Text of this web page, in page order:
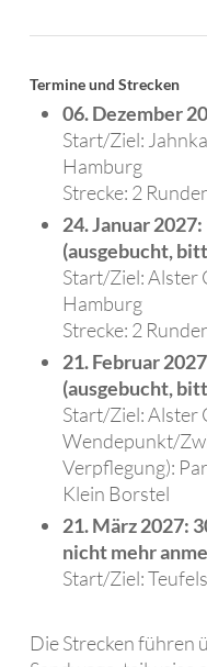
Termine und Strecken
06. Dezember
Start/Ziel:
Hamburg
Strecke: 2
24. Januar
(ausgebucht,
Start/Ziel: Alster
Hamburg
Strecke: 2
21. Februar
(ausgebucht,
Start/Ziel: Alster
Wendepunkt/
Verpflegung):
Klein Borstel
21. März 2027:
nicht mehr
Start/Ziel:
Die Strecken führen